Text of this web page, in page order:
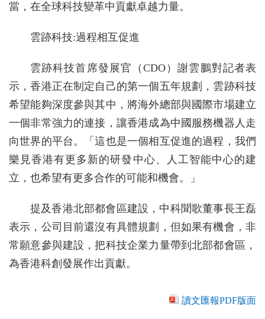
當，在全球科技變革中貢獻卓越力量。
雲跡科技:過程相互促進
雲跡科技首席發展官（CDO）謝雲鵬對記者表
示，香港正在制定自己的第一個五年規劃，雲跡科技
希望能夠深度參與其中，將海外總部與國際市場建立
一個非常強力的連接，讓香港成為中國服務機器人走
向世界的平台。「這也是一個相互促進的過程，我們
樂見香港有更多新的研發中心、人工智能中心的建
立，也希望有更多合作的可能和機會。」
提及香港北部都會區建設，中科聞歌董事長王磊
表示，公司目前還沒有具體規劃，但如果有機會，非
常願意參與建設，把科技企業力量帶到北部都會區，
為香港科創發展作出貢獻。
讀文匯報PDF版面